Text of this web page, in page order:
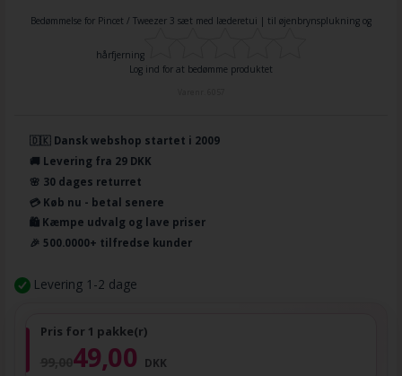
Bedømmelse for Pincet / Tweezer 3 sæt med læderetui | til øjenbrynsplukning og
hårfjerning
Log ind for at bedømme produktet
🇩🇰 Dansk webshop startet i 2009
🚚 Levering fra 29 DKK
🌸 30 dages returret
💳 Køb nu - betal senere
🛍️ Kæmpe udvalg og lave priser
🎉 500.0000+ tilfredse kunder
Levering 1-2 dage
Pris for 1 pakke(r)
49,00 DKK